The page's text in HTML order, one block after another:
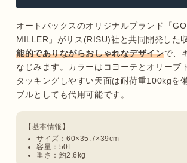
オートバックスのオリジナルブランド「
MILLER」がリス(RISU)社と共同開発した
能的でありながらおしゃれなデザインで、
なじみます。カラーはコヨーテとオリーブ
タッキングしやすい天面は耐荷重100kgを
サイズ：60×35.7×39cm
容量：50L
重さ：約2.6kg